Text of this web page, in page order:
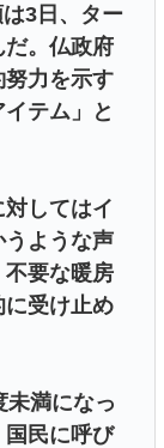
3日、ター
だ。仏政府
力を示す
テム」と
してはイ
うような声
要な暖房
受け止め
未満になっ
民に呼び